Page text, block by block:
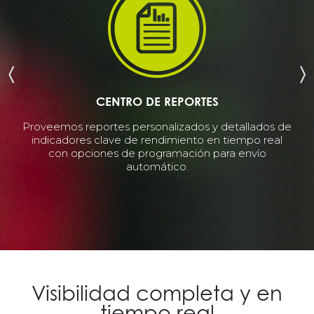
CENTRO DE REPORTES
Proveemos reportes personalizados y detallados de
indicadores clave de rendimiento en tiempo real
con opciones de programación para envío
automático.
Visibilidad completa y en